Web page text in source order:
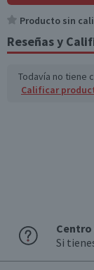
*Ingesta de
Producto sin
Reseñas y
Todavía no tiene
Calificar
Centro
Si